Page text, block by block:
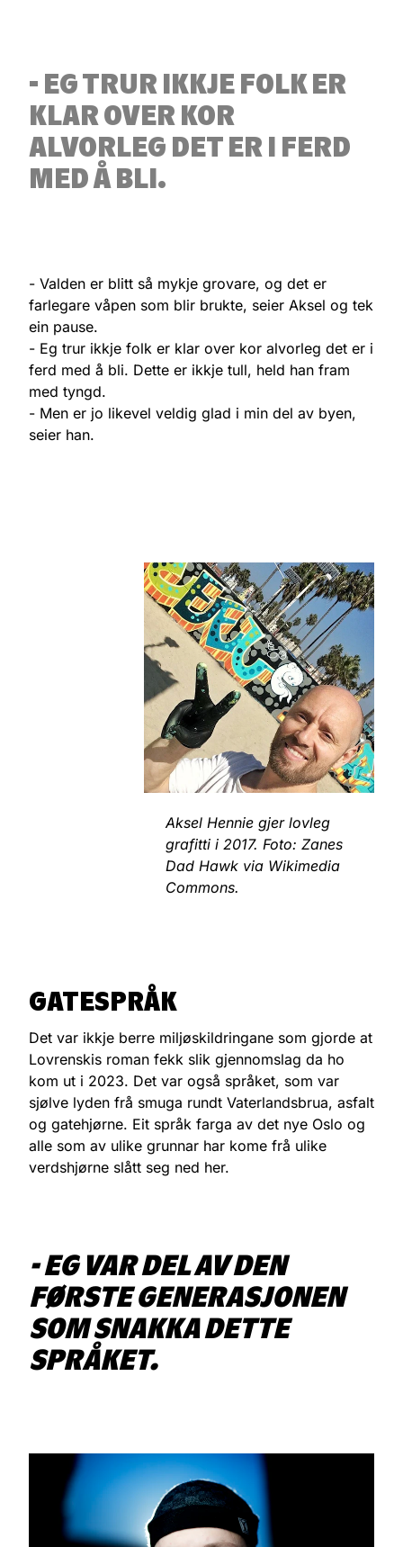
- EG TRUR IKKJE FOLK ER
KLAR OVER KOR
ALVORLEG DET ER I FERD
MED Å BLI.
- Valden er blitt så mykje grovare, og det er
farlegare våpen som blir brukte, seier Aksel og tek
ein pause.
- Eg trur ikkje folk er klar over kor alvorleg det er i
ferd med å bli. Dette er ikkje tull, held han fram
med tyngd.
- Men er jo likevel veldig glad i min del av byen,
seier han.
Aksel Hennie gjer lovleg
grafitti i 2017. Foto: Zanes
Dad Hawk via Wikimedia
Commons.
GATESPRÅK
Det var ikkje berre miljøskildringane som gjorde at
Lovrenskis roman fekk slik gjennomslag da ho
kom ut i 2023. Det var også språket, som var
sjølve lyden frå smuga rundt Vaterlandsbrua, asfalt
og gatehjørne. Eit språk farga av det nye Oslo og
alle som av ulike grunnar har kome frå ulike
verdshjørne slått seg ned her.
- EG VAR DEL AV DEN
FØRSTE GENERASJONEN
SOM SNAKKA DETTE
SPRÅKET.